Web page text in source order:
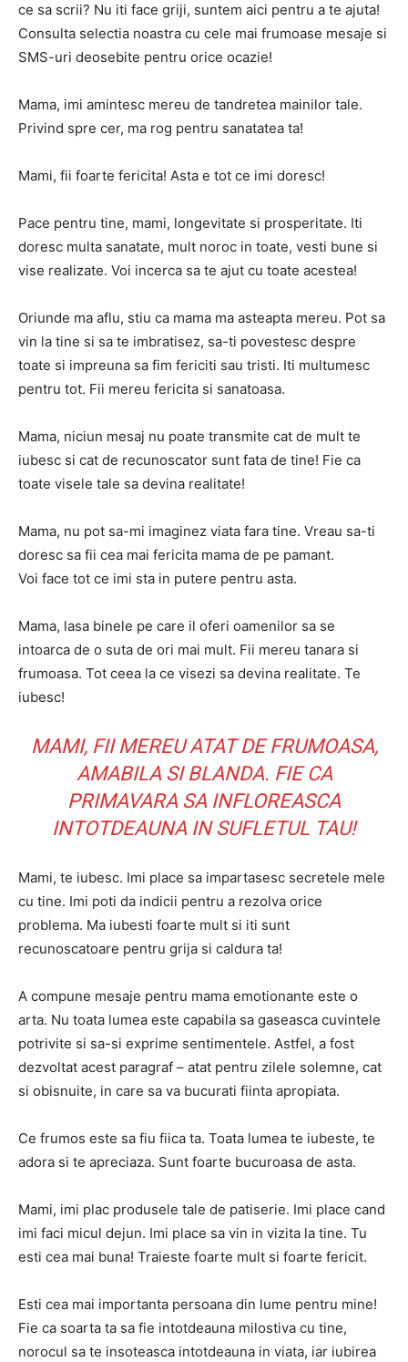
ce sa scrii? Nu iti face griji, suntem aici pentru a te ajuta!
Consulta selectia noastra cu cele mai frumoase mesaje si
SMS-uri deosebite pentru orice ocazie!
Mama, imi amintesc mereu de tandretea mainilor tale.
Privind spre cer, ma rog pentru sanatatea ta!
Mami, fii foarte fericita! Asta e tot ce imi doresc!
Pace pentru tine, mami, longevitate si prosperitate. Iti
doresc multa sanatate, mult noroc in toate, vesti bune si
vise realizate. Voi incerca sa te ajut cu toate acestea!
Oriunde ma aflu, stiu ca mama ma asteapta mereu. Pot sa
vin la tine si sa te imbratisez, sa-ti povestesc despre
toate si impreuna sa fim fericiti sau tristi. Iti multumesc
pentru tot. Fii mereu fericita si sanatoasa.
Mama, niciun mesaj nu poate transmite cat de mult te
iubesc si cat de recunoscator sunt fata de tine! Fie ca
toate visele tale sa devina realitate!
Mama, nu pot sa-mi imaginez viata fara tine. Vreau sa-ti
doresc sa fii cea mai fericita mama de pe pamant.
Voi face tot ce imi sta in putere pentru asta.
Mama, lasa binele pe care il oferi oamenilor sa se
intoarca de o suta de ori mai mult. Fii mereu tanara si
frumoasa. Tot ceea la ce visezi sa devina realitate. Te
iubesc!
MAMI, FII MEREU ATAT DE FRUMOASA,
AMABILA SI BLANDA. FIE CA
PRIMAVARA SA INFLOREASCA
INTOTDEAUNA IN SUFLETUL TAU!
Mami, te iubesc. Imi place sa impartasesc secretele mele
cu tine. Imi poti da indicii pentru a rezolva orice
problema. Ma iubesti foarte mult si iti sunt
recunoscatoare pentru grija si caldura ta!
A compune mesaje pentru mama emotionante este o
arta. Nu toata lumea este capabila sa gaseasca cuvintele
potrivite si sa-si exprime sentimentele. Astfel, a fost
dezvoltat acest paragraf – atat pentru zilele solemne, cat
si obisnuite, in care sa va bucurati fiinta apropiata.
Ce frumos este sa fiu fiica ta. Toata lumea te iubeste, te
adora si te apreciaza. Sunt foarte bucuroasa de asta.
Mami, imi plac produsele tale de patiserie. Imi place cand
imi faci micul dejun. Imi place sa vin in vizita la tine. Tu
esti cea mai buna! Traieste foarte mult si foarte fericit.
Esti cea mai importanta persoana din lume pentru mine!
Fie ca soarta ta sa fie intotdeauna milostiva cu tine,
norocul sa te insoteasca intotdeauna in viata, iar iubirea